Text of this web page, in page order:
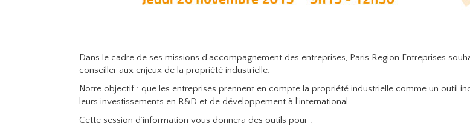
Dans le cadre de ses missions d’accompagnement des entreprises, Paris Region Entreprises
conseiller aux enjeux de la propriété industrielle.
Notre objectif : que les entreprises prennent en compte la propriété industrielle comme un outil
leurs investissements en R&D et de développement à l’international.
Cette session d’information vous donnera des outils pour :